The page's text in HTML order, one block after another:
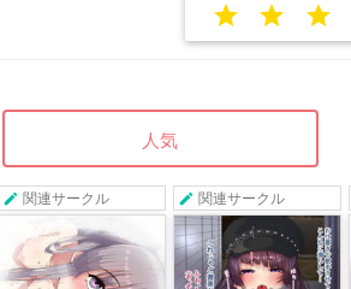
star star star
人気
関連サークル 関連サークル